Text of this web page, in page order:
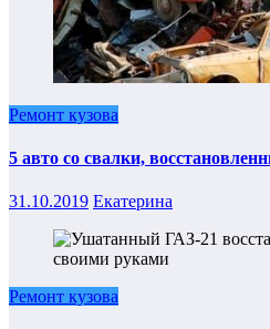
Ремонт кузова
5 авто со свалки,
31.10.2019 Екатерина
Ремонт кузова